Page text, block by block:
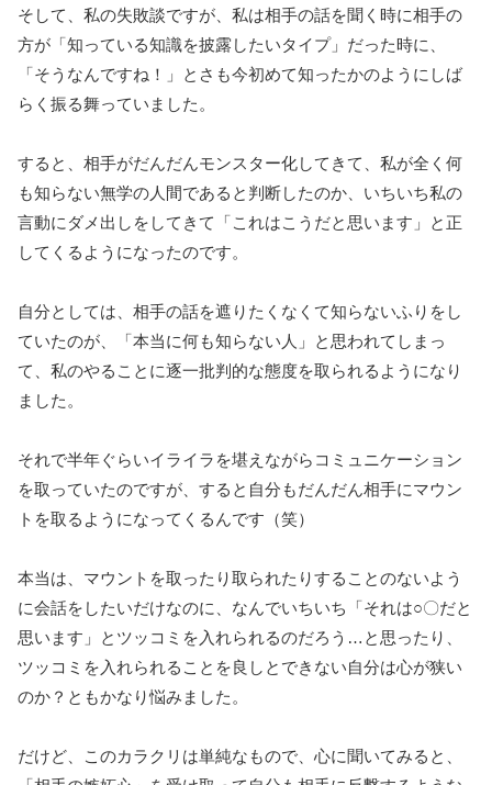
そして、私の失敗談ですが、私は相手の話を聞く時に相手の
方が「知っている知識を披露したいタイプ」だった時に、
「そうなんですね！」とさも今初めて知ったかのようにしば
らく振る舞っていました。
すると、相手がだんだんモンスター化してきて、私が全く何
も知らない無学の人間であると判断したのか、いちいち私の
言動にダメ出しをしてきて「これはこうだと思います」と正
してくるようになったのです。
自分としては、相手の話を遮りたくなくて知らないふりをし
ていたのが、「本当に何も知らない人」と思われてしまっ
て、私のやることに逐一批判的な態度を取られるようになり
ました。
それで半年ぐらいイライラを堪えながらコミュニケーション
を取っていたのですが、すると自分もだんだん相手にマウン
トを取るようになってくるんです（笑）
本当は、マウントを取ったり取られたりすることのないよう
に会話をしたいだけなのに、なんでいちいち「それは○〇だと
思います」とツッコミを入れられるのだろう…と思ったり、
ツッコミを入れられることを良しとできない自分は心が狭い
のか？ともかなり悩みました。
だけど、このカラクリは単純なもので、心に聞いてみると、